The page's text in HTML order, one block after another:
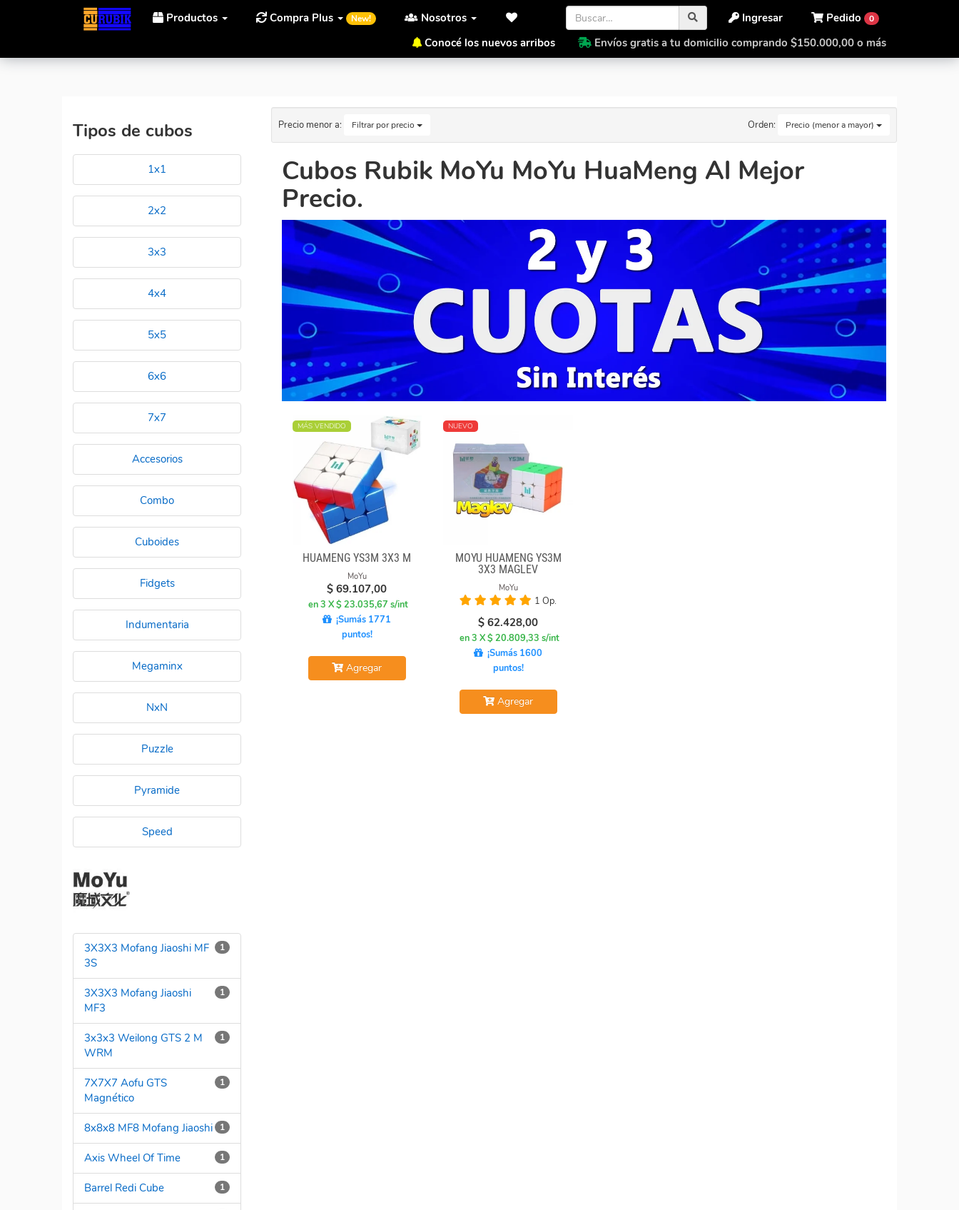
Productos Compra Plus New! Nosotros Pedido 0
Ingresar
Conocé los nuevos arribos
Envíos gratis a tu domicilio comprando $150.000,00 o más
Tipos de cubos
1x1
2x2
3x3
4x4
5x5
6x6
7x7
Accesorios
Combo
Cuboides
Fidgets
Indumentaria
Megaminx
NxN
Puzzle
Pyramide
Speed
1
3X3X3 Mofang Jiaoshi MF
3S
1
3X3X3 Mofang Jiaoshi
MF3
1
3x3x3 Weilong GTS 2 M
WRM
1
7X7X7 Aofu GTS
Magnético
1
8x8x8 MF8 Mofang Jiaoshi
1
Axis Wheel Of Time
1
Barrel Redi Cube
Precio menor a: Filtrar por precio Orden: Precio (menor a mayor)
Cubos Rubik MoYu MoYu HuaMeng Al Mejor
Precio.
MÁS VENDIDO
HUAMENG YS3M 3X3 M
MoYu
$ 69.107,00
en 3 X $ 23.035,67 s/int
¡Sumás 1771
puntos!
Agregar
NUEVO
MOYU HUAMENG YS3M
3X3 MAGLEV
MoYu
1 Op.
$ 62.428,00
en 3 X $ 20.809,33 s/int
¡Sumás 1600
puntos!
Agregar